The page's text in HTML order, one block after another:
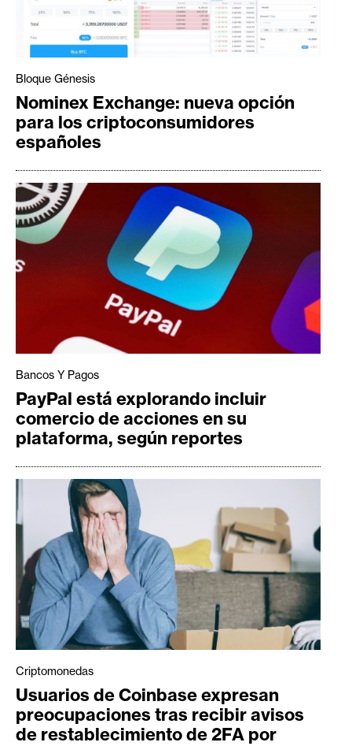
T
e
m
a
s
R
e
c
u
r
o
C
o
t
a
c
t
o
u
b
l
i
i
a
d
Bloque Génesis
Nominex Exchange: nueva opción
para los criptoconsumidores
españoles
Bancos Y Pagos
PayPal está explorando incluir
comercio de acciones en su
plataforma, según reportes
Criptomonedas
Usuarios de Coinbase expresan
preocupaciones tras recibir avisos
de restablecimiento de 2FA por